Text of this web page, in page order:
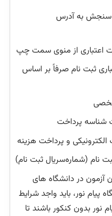
سنجش به آدرس
اعتباری از منوی سمت چپ
ثبت نام صرفاً بر اساس
شناسه پرداخت
و پرداخت هزینه
نام (شماره‌سریال ثبت نام)
در دانشگاه های
پیام نور، باید واجد شرایط
نور بدون کنکور باشند تا